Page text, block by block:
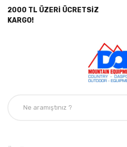
2000 TL ÜZERİ ÜCRETSİZ
KARGO!